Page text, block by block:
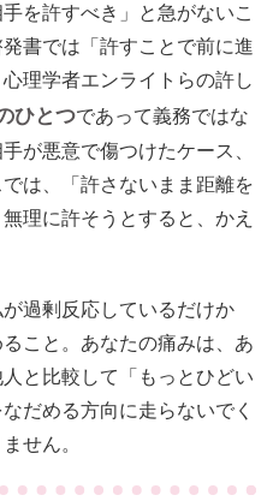
を許すべき」と急がないこ
書では「許すことで前に進
理学者エンライトらの許し
ひとつであって義務ではな
が悪意で傷つけたケース、
は、「許さないまま距離を
理に許そうとすると、かえ
過剰反応しているだけか
こと。あなたの痛みは、あ
と比較して「もっとひどい
だめる方向に走らないでく
せん。